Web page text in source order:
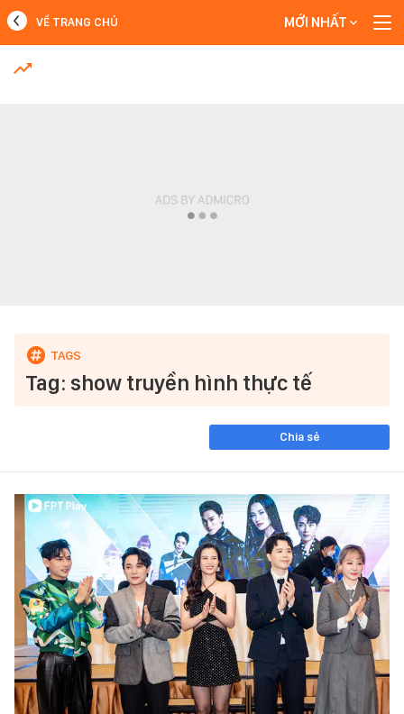
MỚI NHẤT
VỀ TRANG CHỦ MỚI NHẤT
Tag: show truyền hình thực tế
Chia sẻ